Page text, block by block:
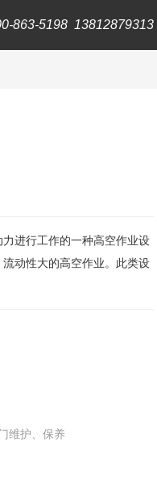
863-5198 13812879313
进行工作的一种高空作业设
动性大的高空作业。此类设
维护、保养